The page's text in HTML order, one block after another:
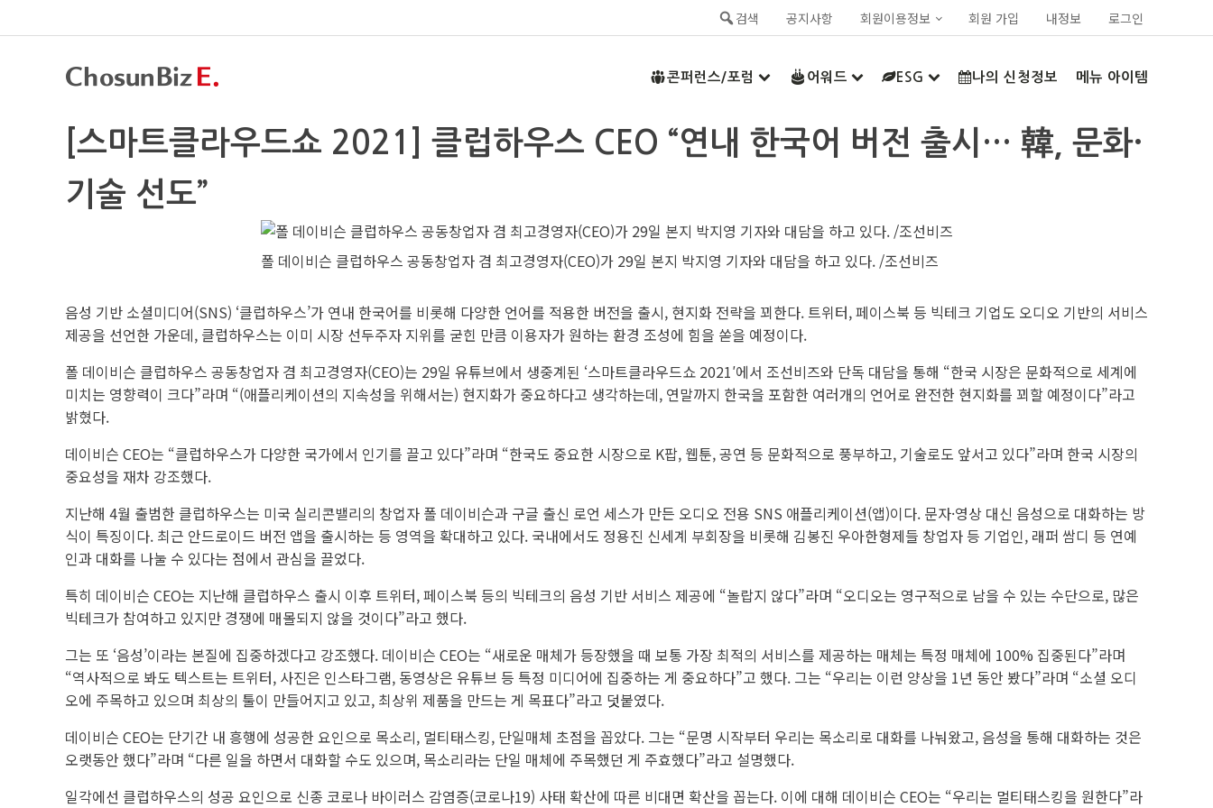
검색 공지사항 회원이용정보 회원 가입 내정보 로그인
콘퍼런스/포럼 어워드 ESG 나의 신청정보 메뉴 아이템
[스마트클라우드쇼 2021] 클럽하우스 CEO “연내 한국어 버전 출시… 韓, 문화·
기술 선도”
폴 데이비슨 클럽하우스 공동창업자 겸 최고경영자(CEO)가 29일 본지 박지영 기자와 대담을 하고 있다. /조선비즈
음성 기반 소셜미디어(SNS) ‘클럽하우스’가 연내 한국어를 비롯해 다양한 언어를 적용한 버전을 출시, 현지화 전략을 꾀한다. 트위터, 페이스북 등 빅테크 기업도 오디오 기반의 서비스
제공을 선언한 가운데, 클럽하우스는 이미 시장 선두주자 지위를 굳힌 만큼 이용자가 원하는 환경 조성에 힘을 쏟을 예정이다.
폴 데이비슨 클럽하우스 공동창업자 겸 최고경영자(CEO)는 29일 유튜브에서 생중계된 ‘스마트클라우드쇼 2021′에서 조선비즈와 단독 대담을 통해 “한국 시장은 문화적으로 세계에
미치는 영향력이 크다”라며 “(애플리케이션의 지속성을 위해서는) 현지화가 중요하다고 생각하는데, 연말까지 한국을 포함한 여러개의 언어로 완전한 현지화를 꾀할 예정이다”라고
밝혔다.
데이비슨 CEO는 “클럽하우스가 다양한 국가에서 인기를 끌고 있다”라며 “한국도 중요한 시장으로 K팝, 웹툰, 공연 등 문화적으로 풍부하고, 기술로도 앞서고 있다”라며 한국 시장의
중요성을 재차 강조했다.
지난해 4월 출범한 클럽하우스는 미국 실리콘밸리의 창업자 폴 데이비슨과 구글 출신 로언 세스가 만든 오디오 전용 SNS 애플리케이션(앱)이다. 문자·영상 대신 음성으로 대화하는 방
식이 특징이다. 최근 안드로이드 버전 앱을 출시하는 등 영역을 확대하고 있다. 국내에서도 정용진 신세계 부회장을 비롯해 김봉진 우아한형제들 창업자 등 기업인, 래퍼 쌈디 등 연예
인과 대화를 나눌 수 있다는 점에서 관심을 끌었다.
특히 데이비슨 CEO는 지난해 클럽하우스 출시 이후 트위터, 페이스북 등의 빅테크의 음성 기반 서비스 제공에 “놀랍지 않다”라며 “오디오는 영구적으로 남을 수 있는 수단으로, 많은
빅테크가 참여하고 있지만 경쟁에 매몰되지 않을 것이다”라고 했다.
그는 또 ‘음성’이라는 본질에 집중하겠다고 강조했다. 데이비슨 CEO는 “새로운 매체가 등장했을 때 보통 가장 최적의 서비스를 제공하는 매체는 특정 매체에 100% 집중된다”라며
“역사적으로 봐도 텍스트는 트위터, 사진은 인스타그램, 동영상은 유튜브 등 특정 미디어에 집중하는 게 중요하다”고 했다. 그는 “우리는 이런 양상을 1년 동안 봤다”라며 “소셜 오디
오에 주목하고 있으며 최상의 툴이 만들어지고 있고, 최상위 제품을 만드는 게 목표다”라고 덧붙였다.
데이비슨 CEO는 단기간 내 흥행에 성공한 요인으로 목소리, 멀티태스킹, 단일매체 초점을 꼽았다. 그는 “문명 시작부터 우리는 목소리로 대화를 나눠왔고, 음성을 통해 대화하는 것은
오랫동안 했다”라며 “다른 일을 하면서 대화할 수도 있으며, 목소리라는 단일 매체에 주목했던 게 주효했다”라고 설명했다.
일각에선 클럽하우스의 성공 요인으로 신종 코로나 바이러스 감염증(코로나19) 사태 확산에 따른 비대면 확산을 꼽는다. 이에 대해 데이비슨 CEO는 “우리는 멀티태스킹을 원한다”라